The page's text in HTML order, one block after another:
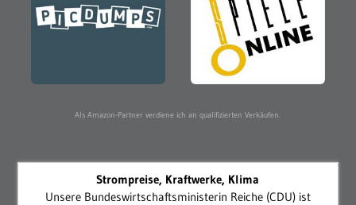
Als Amazon-Partner verdiene ich an qualifizierten Verkäufen.
Strompreise, Kraftwerke, Klima
Unsere Bundeswirtschaftsministerin Reiche (CDU) ist